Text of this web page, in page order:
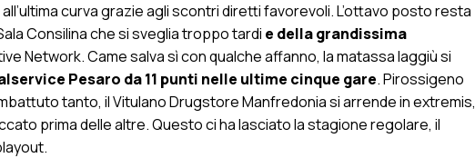
curva grazie agli scontri diretti favorevoli. L’ottavo posto resta
Consilina che si sveglia troppo tardi e della grandissima
Network. Came salva sì con qualche affanno, la matassa laggiù si
Pesaro da 11 punti nelle ultime cinque gare. Pirossigeno
tanto, il Vitulano Drugstore Manfredonia si arrende in extremis,
prima delle altre. Questo ci ha lasciato la stagione regolare, il